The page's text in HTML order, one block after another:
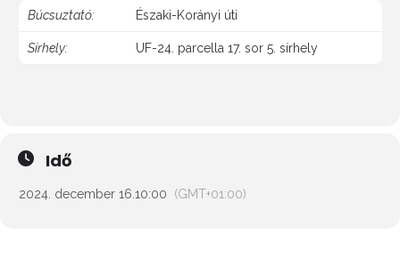
Búcsuztató: Északi-Korányi úti
Sírhely: UF-24. parcella 17. sor 5. sírhely
Idő
2024. december 16. 10:00 (GMT+01:00)